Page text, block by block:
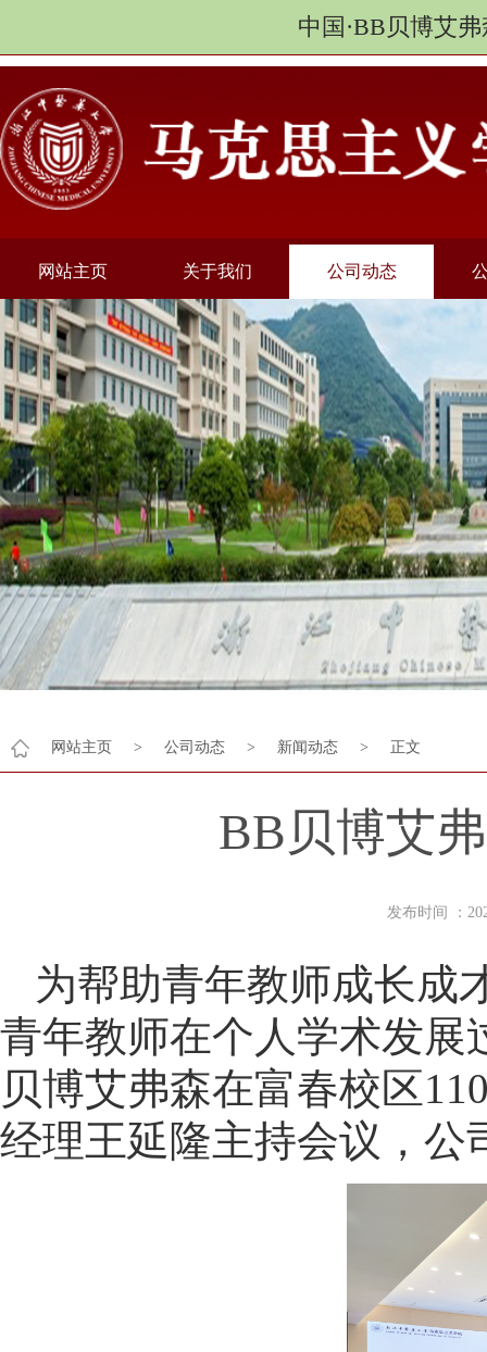
中国·BB贝博艾
网站主页 关于我们 公司动态
网站主页 > 公司动态 > 新闻动态 > 正文
BB贝博艾
发布时间 ：
为帮助青年教师成长成
青年教师在个人学术发展
贝博艾弗森在富春校区
经理王延隆主持会议，公